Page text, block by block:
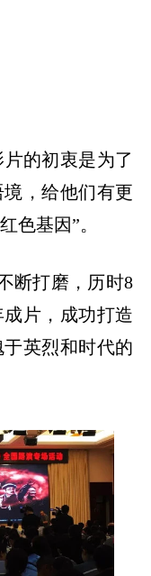
的初衷是为了
，给他们有更
色基因”。
断打磨，历时8
成片，成功打造
英烈和时代的